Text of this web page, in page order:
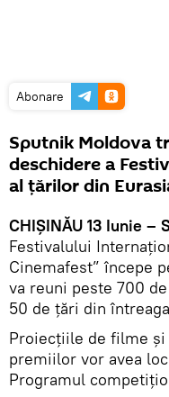
Abonare
Sputnik Moldova
deschidere a
al țărilor din
CHIȘINĂU 13 Iunie –
Festivalului
Cinemafest” începe
va reuni peste 700
50 de țări din
Proiecțiile de filme și
premiilor vor avea
Programul